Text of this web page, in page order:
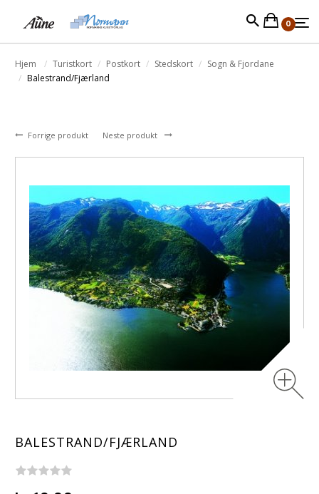
0
Hjem Turistkort Postkort Stedskort
Sogn & Fjordane
Balestrand/Fjærland
Forrige produkt Neste produkt
BALESTRAND/FJÆRLAND